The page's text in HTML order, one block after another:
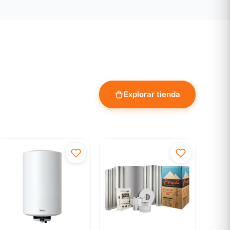
Explorar tienda